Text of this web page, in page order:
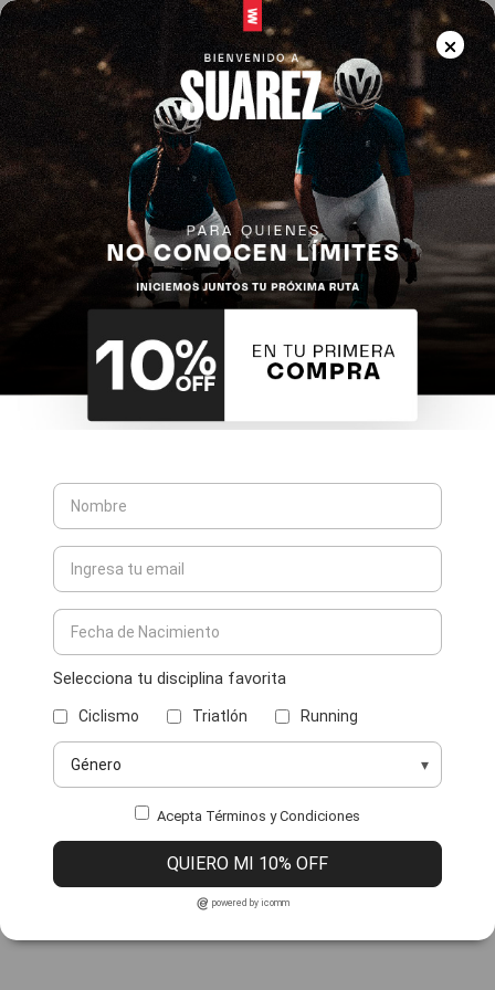
Selecciona tu disciplina favorita
Ciclismo Triatlón Running
Acepta Términos y Condiciones
QUIERO MI 10% OFF
powered by icomm